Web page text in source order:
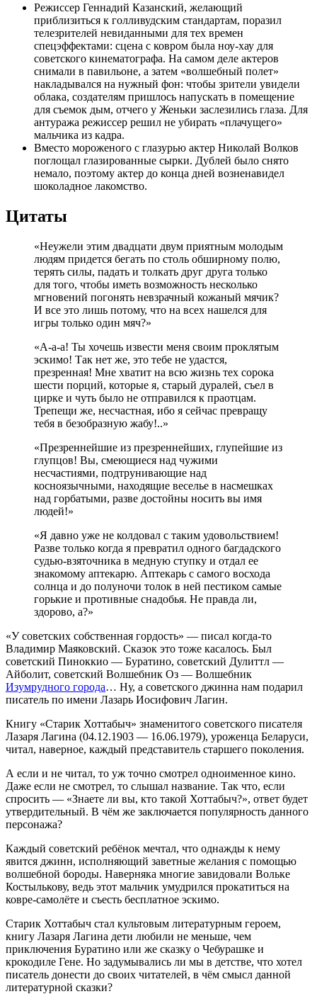
Режиссер Геннадий Казанский, желающий
приблизиться к голливудским стандартам, поразил
телезрителей невиданными для тех времен
спецэффектами: сцена с ковром была ноу-хау для
советского кинематографа. На самом деле актеров
снимали в павильоне, а затем «волшебный полет»
накладывался на нужный фон: чтобы зрители увидели
облака, создателям пришлось напускать в помещение
для съемок дым, отчего у Женьки заслезились глаза. Для
антуража режиссер решил не убирать «плачущего»
мальчика из кадра.
Вместо мороженого с глазурью актер Николай Волков
поглощал глазированные сырки. Дублей было снято
немало, поэтому актер до конца дней возненавидел
шоколадное лакомство.
Цитаты
«Неужели этим двадцати двум приятным молодым
людям придется бегать по столь обширному полю,
терять силы, падать и толкать друг друга только
для того, чтобы иметь возможность несколько
мгновений погонять невзрачный кожаный мячик?
И все это лишь потому, что на всех нашелся для
игры только один мяч?»
«А-а-а! Ты хочешь извести меня своим проклятым
эскимо! Так нет же, это тебе не удастся,
презренная! Мне хватит на всю жизнь тех сорока
шести порций, которые я, старый дуралей, съел в
цирке и чуть было не отправился к праотцам.
Трепещи же, несчастная, ибо я сейчас превращу
тебя в безобразную жабу!..»
«Презреннейшие из презреннейших, глупейшие из
глупцов! Вы, смеющиеся над чужими
несчастиями, подтрунивающие над
косноязычными, находящие веселье в насмешках
над горбатыми, разве достойны носить вы имя
людей!»
«Я давно уже не колдовал с таким удовольствием!
Разве только когда я превратил одного багдадского
судью-взяточника в медную ступку и отдал ее
знакомому аптекарю. Аптекарь с самого восхода
солнца и до полуночи толок в ней пестиком самые
горькие и противные снадобья. Не правда ли,
здорово, а?»
«У советских собственная гордость» — писал когда-то
Владимир Маяковский. Сказок это тоже касалось. Был
советский Пиноккио — Буратино, советский Дулиттл —
Айболит, советский Волшебник Оз — Волшебник
Изумрудного города… Ну, а советского джинна нам подарил
писатель по имени Лазарь Иосифович Лагин.
Книгу «Старик Хоттабыч» знаменитого советского писателя
Лазаря Лагина (04.12.1903 — 16.06.1979), уроженца Беларуси,
читал, наверное, каждый представитель старшего поколения.
А если и не читал, то уж точно смотрел одноименное кино.
Даже если не смотрел, то слышал название. Так что, если
спросить — «Знаете ли вы, кто такой Хоттабыч?», ответ будет
утвердительный. В чём же заключается популярность данного
персонажа?
Каждый советский ребёнок мечтал, что однажды к нему
явится джинн, исполняющий заветные желания с помощью
волшебной бороды. Наверняка многие завидовали Вольке
Костылькову, ведь этот мальчик умудрился прокатиться на
ковре-самолёте и съесть бесплатное эскимо.
Старик Хоттабыч стал культовым литературным героем,
книгу Лазаря Лагина дети любили не меньше, чем
приключения Буратино или же сказку о Чебурашке и
крокодиле Гене. Но задумывались ли мы в детстве, что хотел
писатель донести до своих читателей, в чём смысл данной
литературной сказки?